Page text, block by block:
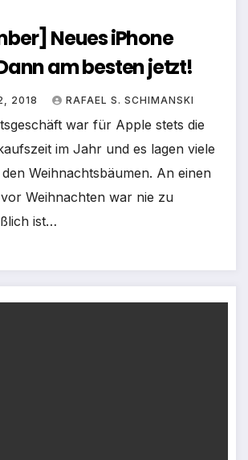
Neues iPhone
am besten jetzt!
2018 RAFAEL S. SCHIMANSKI
war für Apple stets die
im Jahr und es lagen viele
Weihnachtsbäumen. An einen
Weihnachten war nie zu
ist…